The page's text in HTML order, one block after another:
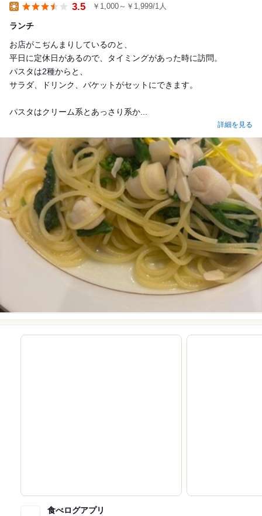
3.5 ￥1,000～￥1,999/1人
ランチ
お店がこぢんまりしているのと、
平日に定休日があるので、タイミングがあった時に訪問。
パスタは2種からと、
サラダ、ドリンク、バケットがセットにできます。
パスタはクリーム系とあっさり系か...
詳細を見る
食べログアプリ